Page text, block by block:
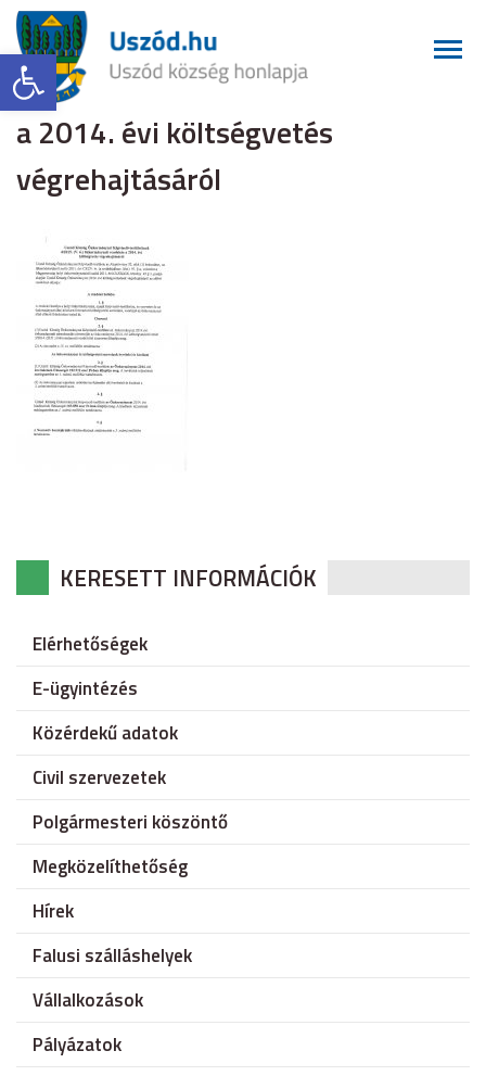
Eszköztár megnyitása
a 2014. évi költségvetés
végrehajtásáról
KERESETT INFORMÁCIÓK
Elérhetőségek
E-ügyintézés
Közérdekű adatok
Civil szervezetek
Polgármesteri köszöntő
Megközelíthetőség
Hírek
Falusi szálláshelyek
Vállalkozások
Pályázatok